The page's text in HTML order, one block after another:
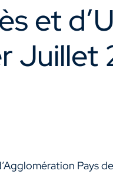
et
Juillet
Pays